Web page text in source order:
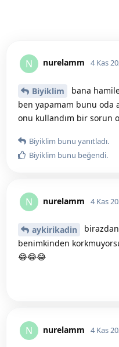
N nurelamm 4 Kas
Biyiklim
bana
ben yapamam bunu oda
onu kullandım bir sorun
Biyiklim bunu yanıtladı.
Biyiklim bunu beğendi.
N nurelamm 4 Kas
aykirikadin
benimkinden
😂😂😂
N nurelamm 4 Kas